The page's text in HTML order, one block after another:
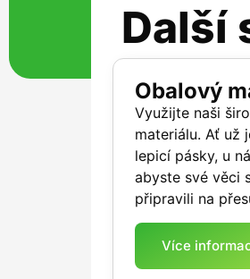
Další
Obalový
Využijte naši
materiálu. Ať už
lepicí pásky, u
abyste své věci
připravili na
Více